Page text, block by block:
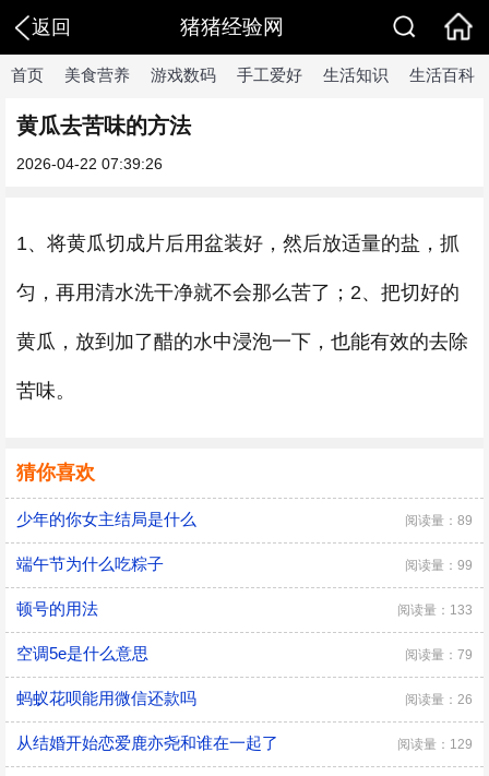
返回 猪猪经验网
首页 美食营养 游戏数码 手工爱好 生活知识 生活百科
黄瓜去苦味的方法
2026-04-22 07:39:26
1、将黄瓜切成片后用盆装好，然后放适量的盐，抓
匀，再用清水洗干净就不会那么苦了；2、把切好的
黄瓜，放到加了醋的水中浸泡一下，也能有效的去除
苦味。
猜你喜欢
少年的你女主结局是什么 阅读量：89
端午节为什么吃粽子 阅读量：99
顿号的用法 阅读量：133
空调5e是什么意思 阅读量：79
蚂蚁花呗能用微信还款吗 阅读量：26
从结婚开始恋爱鹿亦尧和谁在一起了 阅读量：129